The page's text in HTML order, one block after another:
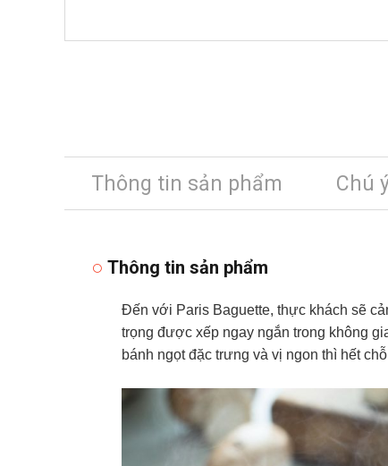
Thông tin sản phẩm Chú
Thông tin sản phẩm
Đến với Paris Baguette, thực khách sẽ
trọng được xếp ngay ngắn trong không
bánh ngọt đặc trưng và vị ngon thì hết